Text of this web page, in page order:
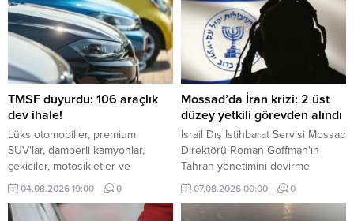
İngiltere hariç günü yükselişle
tamamladı.
TMSF duyurdu: 106 araçlık
dev ihale!
Lüks otomobiller, premium
SUV'lar, damperli kamyonlar,
çekiciler, motosikletler ve
ekonomik binek araçlar ihalede
alıcılarını bekliyor. İşte detaylar...
04.08.2026 19:00 0
Mossad’da İran krizi: 2 üst
düzey yetkili görevden alındı
İsrail Dış İstihbarat Servisi Mossad
Direktörü Roman Goffman'ın
Tahran yönetimini devirme
planının başarısız olmasının
ardından İstihbarat Daire Başkanı
ile İran Masası Şefi'ni görevden
07.08.2026 00:00 0